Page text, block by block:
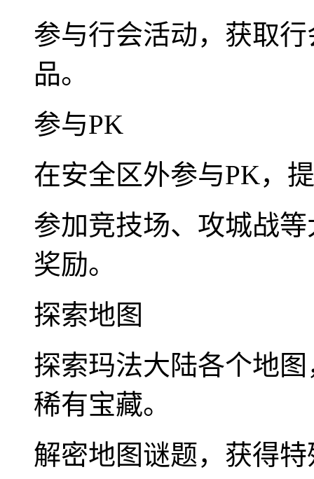
参与行会活动，获取
品。
参与PK
在安全区外参与PK，
参加竞技场、攻城战
奖励。
探索地图
探索玛法大陆各个地
稀有宝藏。
解密地图谜题，获得